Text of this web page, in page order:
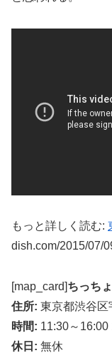
もっと詳しく読む:
dish.com/2015/07/
[map_card]ちっち
住所: 東京都渋谷区
時間: 11:30～
休日: 無休